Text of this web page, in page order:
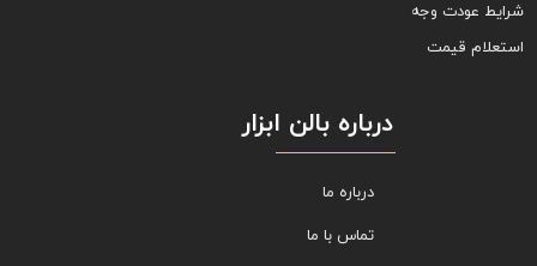
شرایط عودت وجه
استعلام قیمت
درباره بالن ابزار
درباره ما
تماس با ما